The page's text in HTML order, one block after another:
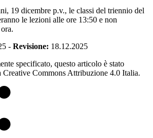
19 dicembre p.v., le classi del triennio del
le lezioni alle ore 13:50 e non
- Revisione: 18.12.2025
specificato, questo articolo è stato
Creative Commons Attribuzione 4.0 Italia.